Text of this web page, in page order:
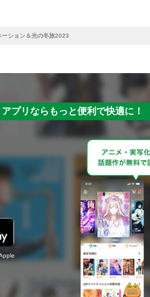
ーション＆光の冬旅2023
アプリならもっと便利で快適に！